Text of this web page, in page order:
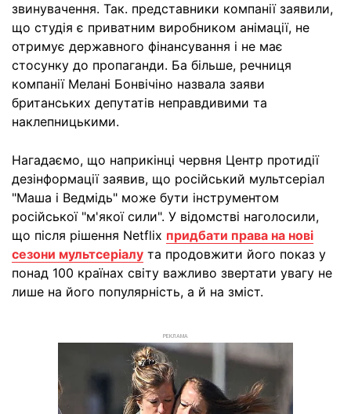
звинувачення. Так. представники компанії заявили,
що студія є приватним виробником анімації, не
отримує державного фінансування і не має
стосунку до пропаганди. Ба більше, речниця
компанії Мелані Бонвічіно назвала заяви
британських депутатів неправдивими та
наклепницькими.
Нагадаємо, що наприкінці червня Центр протидії
дезінформації заявив, що російський мультсеріал
"Маша і Ведмідь" може бути інструментом
російської "м'якої сили". У відомстві наголосили,
що після рішення Netflix придбати права на нові
сезони мультсеріалу та продовжити його показ у
понад 100 країнах світу важливо звертати увагу не
лише на його популярність, а й на зміст.
РЕКЛАМА